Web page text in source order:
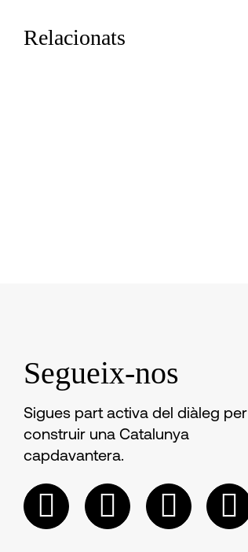
Relacionats
Segueix-nos
Sigues part activa del diàleg per
construir una Catalunya
capdavantera.